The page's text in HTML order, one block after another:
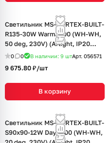
Светильник MS-VORTEX-BUILT-
R135-30W Warm3000 (WH-WH,
50 deg, 230V) (Arlight, IP20
Металл, 5 лет)
0 0 В наличии: 9 штАрт. 056571
9 675.80 ₽/шт
В корзину
Светильник MS-VORTEX-BUILT-
S90x90-12W Day4000 (WH-WH,